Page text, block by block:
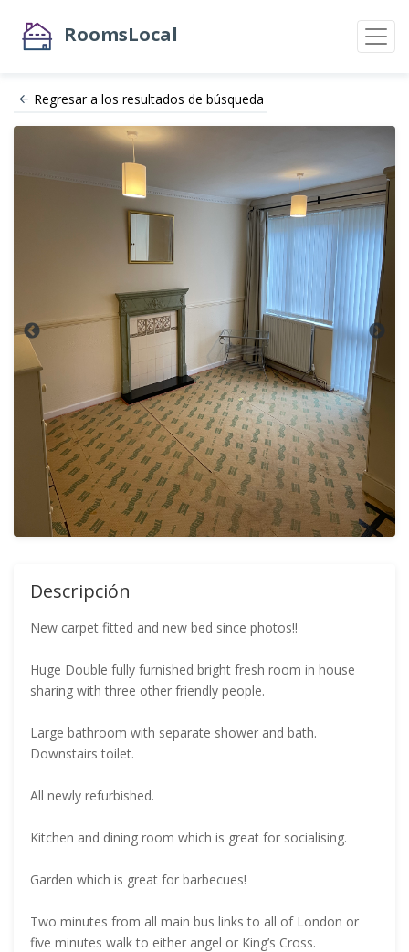
RoomsLocal
Regresar a los resultados de búsqueda
Descripción
New carpet fitted and new bed since photos!!
Huge Double fully furnished bright fresh room in house
sharing with three other friendly people.
Large bathroom with separate shower and bath.
Downstairs toilet.
All newly refurbished.
Kitchen and dining room which is great for socialising.
Garden which is great for barbecues!
Two minutes from all main bus links to all of London or
five minutes walk to either angel or King’s Cross.